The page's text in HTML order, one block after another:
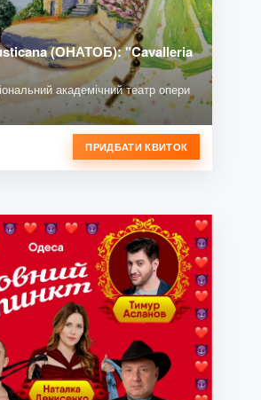
(ОНАТОБ): "Cavalleria
академічний театр опери
ПРИДБАТИ КВИТОК